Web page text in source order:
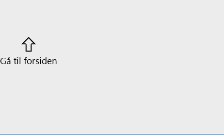
Gå til forsiden